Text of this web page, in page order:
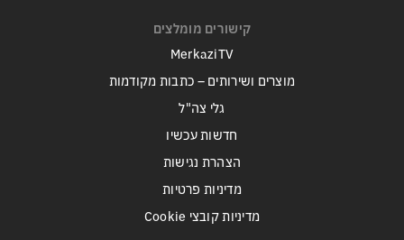
קישורים מומלצים
MerkaziTV
מוצרים ושירותים – כתבות מקודמות
גלי צה"ל
חדשות עכשיו
הצהרת נגישות
מדיניות פרטיות
מדיניות קובצי Cookie